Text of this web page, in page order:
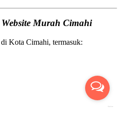
Murah Cimahi
Kota Cimahi, termasuk: